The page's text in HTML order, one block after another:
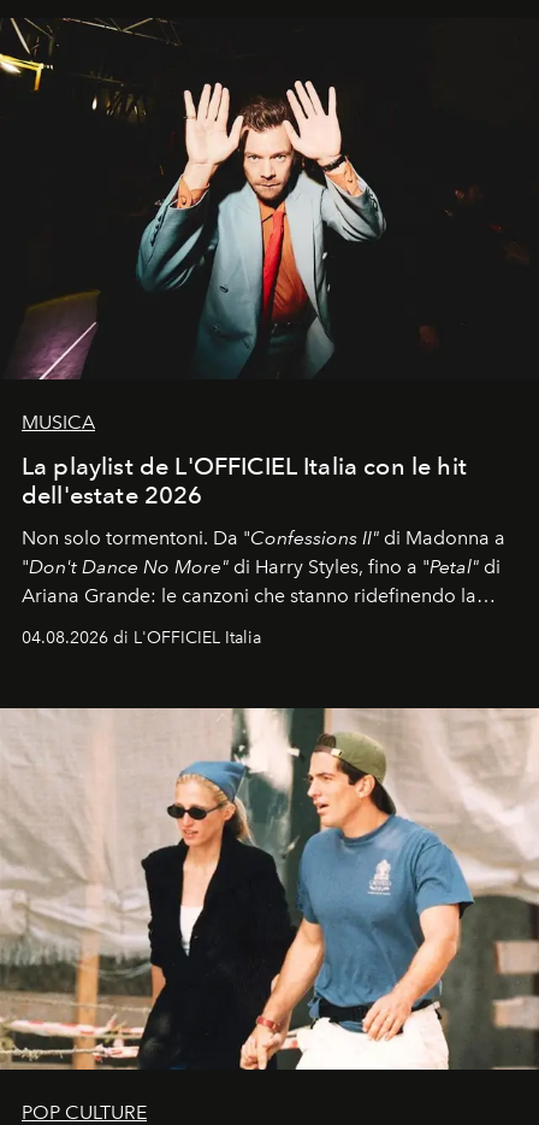
di esprimere identità, visione e desiderio.
MUSICA
La playlist de L'OFFICIEL Italia con le hit
dell'estate 2026
Non solo tormentoni. Da "Confessions II" di Madonna a
"Don't Dance No More" di Harry Styles, fino a "Petal" di
Ariana Grande: le canzoni che stanno ridefinendo la
04.08.2026 di L'OFFICIEL Italia
POP CULTURE